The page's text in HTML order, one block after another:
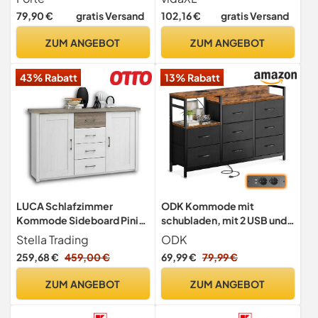
34,8 cm
79,90 € gratis Versand
ZUM ANGEBOT
Schubladen,
Wohnzimmermöbel,
Home Organizer
102,16 € gratis Versand
ZUM ANGEBOT
43% Rabatt
LUCA Schlafzimmer
Kommode Sideboard Pinie
Weiß Trüffel Design
Stella Trading
259,68 € 459,00 €
ZUM ANGEBOT
13% Rabatt
ODK Kommode mit
schubladen, mit 2 USB und
Steckdosen, 8
Stoffschubladen
ODK
69,99 € 79,99 €
ZUM ANGEBOT